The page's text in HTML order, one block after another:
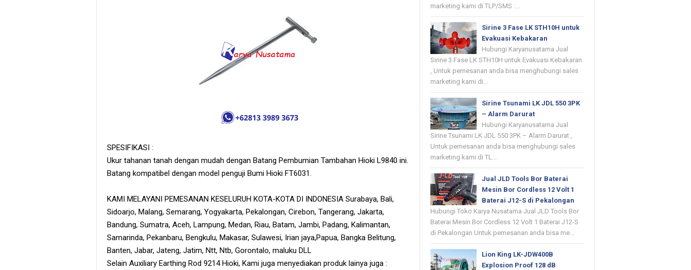
SPESIFIKASI :
Ukur tahanan tanah dengan mudah dengan Batang Pembumian Tambahan Hioki L9840 ini.
Batang kompatibel dengan model penguji Bumi Hioki FT6031.
KAMI MELAYANI PEMESANAN KESELURUH KOTA-KOTA DI INDONESIA Surabaya, Bali,
Sidoarjo, Malang, Semarang, Yogyakarta, Pekalongan, Cirebon, Tangerang, Jakarta,
Bandung, Sumatra, Aceh, Lampung, Medan, Riau, Batam, Jambi, Padang, Kalimantan,
Samarinda, Pekanbaru, Bengkulu, Makasar, Sulawesi, Irian jaya,Papua, Bangka Belitung,
Banten, Jabar, Jateng, Jatim, Ntt, Ntb, Gorontalo, maluku DLL
Selain Auxiliary Earthing Rod 9214 Hioki, Kami juga menyediakan produk lainya juga :
marketing kami di TLP/SMS :...
Sirine 3 Fase LK STH10H untuk
Evakuasi Kebakaran
Hubungi Karyanusatama Jual
Sirine 3 Fase LK STH10H untuk Evakuasi Kebakaran
, Untuk pemesanan anda bisa menghubungi sales
marketing kami di...
Sirine Tsunami LK JDL 550 3PK
– Alarm Darurat
Hubungi Karyanusatama Jual
Sirine Tsunami LK JDL 550 3PK – Alarm Darurat ,
Untuk pemesanan anda bisa menghubungi sales
marketing kami di TL...
Jual JLD Tools Bor Baterai
Mesin Bor Cordless 12 Volt 1
Baterai J12-S di Pekalongan
Hubungi Toko Karya Nusatama Jual JLD Tools Bor
Baterai Mesin Bor Cordless 12 Volt 1 Baterai J12-S
di Pekalongan Untuk pemesanan anda bisa me...
Lion King LK-JDW400B
Explosion Proof 128 dB